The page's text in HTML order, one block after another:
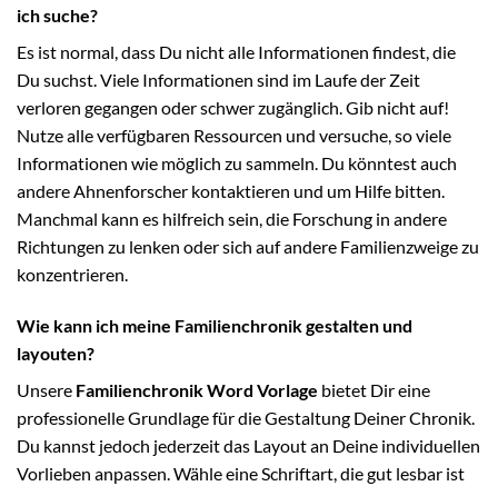
ich suche?
Es ist normal, dass Du nicht alle Informationen findest, die
Du suchst. Viele Informationen sind im Laufe der Zeit
verloren gegangen oder schwer zugänglich. Gib nicht auf!
Nutze alle verfügbaren Ressourcen und versuche, so viele
Informationen wie möglich zu sammeln. Du könntest auch
andere Ahnenforscher kontaktieren und um Hilfe bitten.
Manchmal kann es hilfreich sein, die Forschung in andere
Richtungen zu lenken oder sich auf andere Familienzweige zu
konzentrieren.
Wie kann ich meine Familienchronik gestalten und
layouten?
Unsere Familienchronik Word Vorlage bietet Dir eine
professionelle Grundlage für die Gestaltung Deiner Chronik.
Du kannst jedoch jederzeit das Layout an Deine individuellen
Vorlieben anpassen. Wähle eine Schriftart, die gut lesbar ist